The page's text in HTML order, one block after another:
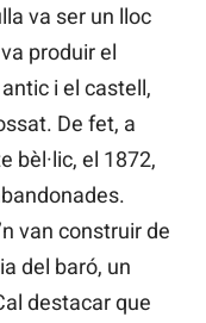
va ser un lloc
produir el
i el castell,
De fet, a
bèl·lic, el 1872,
van construir de
del baró, un
destacar que